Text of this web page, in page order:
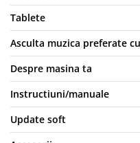
Tablete
Asculta muzica preferate
Despre masina ta
Instructiuni/manuale
Update soft